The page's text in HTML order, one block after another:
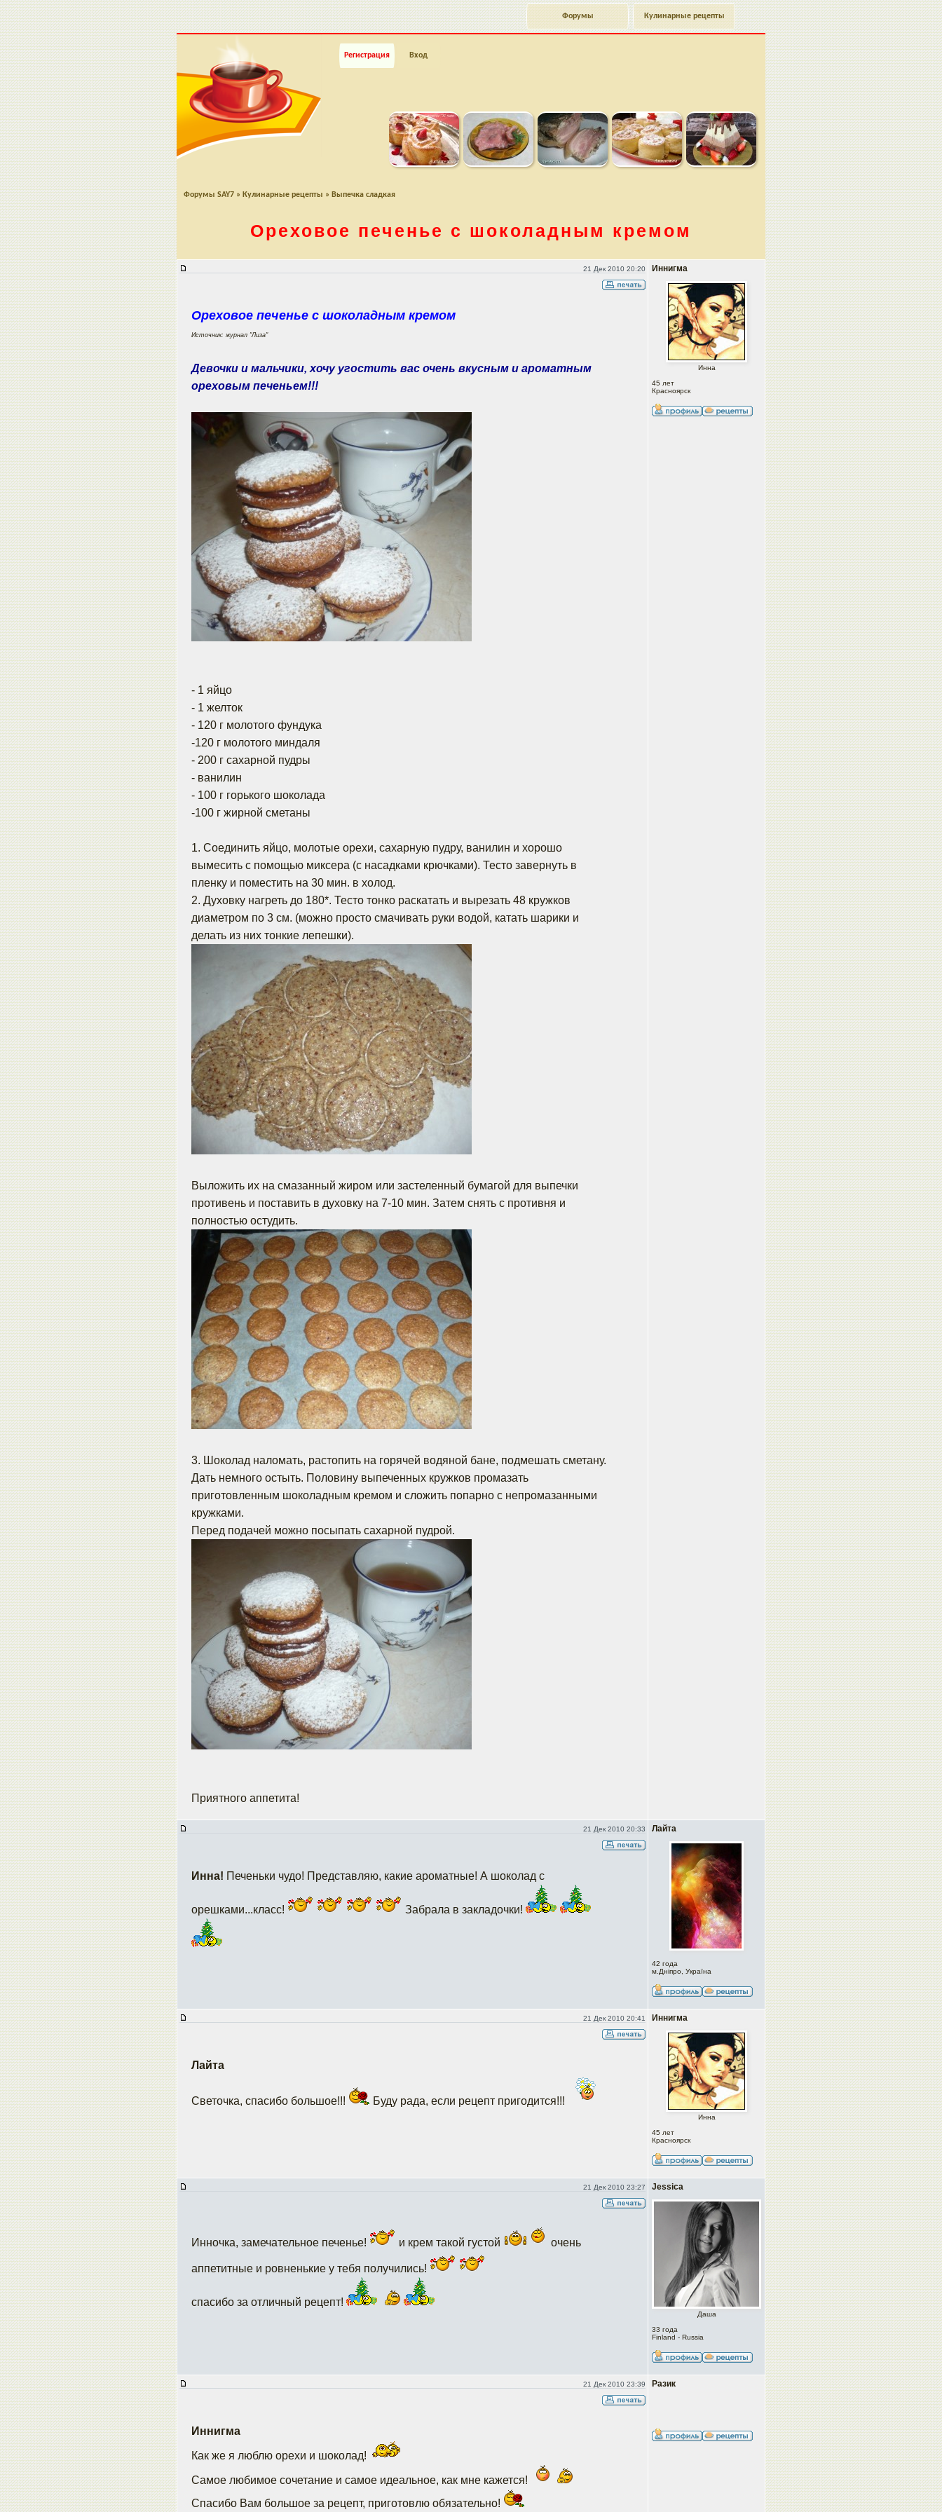
Кулинарные рецепты
Форумы
Регистрация Вход
Форумы SAY7 » Кулинарные рецепты » Выпечка сладкая
Ореховое печенье с шоколадным кремом
21 Дек 2010 20:20 Иннигма
Инна
45 лет
Красноярск
Ореховое печенье с шоколадным кремом
Источник: журнал "Лиза"
Девочки и мальчики, хочу угостить вас очень вкусным и ароматным
ореховым печеньем!!!
- 1 яйцо
- 1 желток
- 120 г молотого фундука
-120 г молотого миндаля
- 200 г сахарной пудры
- ванилин
- 100 г горького шоколада
-100 г жирной сметаны
1. Соединить яйцо, молотые орехи, сахарную пудру, ванилин и хорошо
вымесить с помощью миксера (с насадками крючками). Тесто завернуть в
пленку и поместить на 30 мин. в холод.
2. Духовку нагреть до 180*. Тесто тонко раскатать и вырезать 48 кружков
диаметром по 3 см. (можно просто смачивать руки водой, катать шарики и
делать из них тонкие лепешки).
Выложить их на смазанный жиром или застеленный бумагой для выпечки
противень и поставить в духовку на 7-10 мин. Затем снять с противня и
полностью остудить.
3. Шоколад наломать, растопить на горячей водяной бане, подмешать сметану.
Дать немного остыть. Половину выпеченных кружков промазать
приготовленным шоколадным кремом и сложить попарно с непромазанными
кружками.
Перед подачей можно посыпать сахарной пудрой.
Приятного аппетита!
21 Дек 2010 20:33 Лайта
42 года
м.Дніпро, Україна
Инна! Печеньки чудо! Представляю, какие ароматные! А шоколад с
орешками...класс! Забрала в закладочки!
21 Дек 2010 20:41 Иннигма
Инна
45 лет
Красноярск
Лайта
Светочка, спасибо большое!!! Буду рада, если рецепт пригодится!!!
21 Дек 2010 23:27 Jessica
Даша
33 года
Finland - Russia
Инночка, замечательное печенье! и крем такой густой очень
аппетитные и ровненькие у тебя получились!
спасибо за отличный рецепт!
21 Дек 2010 23:39 Разик
Иннигма
Как же я люблю орехи и шоколад!
Самое любимое сочетание и самое идеальное, как мне кажется!
Спасибо Вам большое за рецепт, приготовлю обязательно!